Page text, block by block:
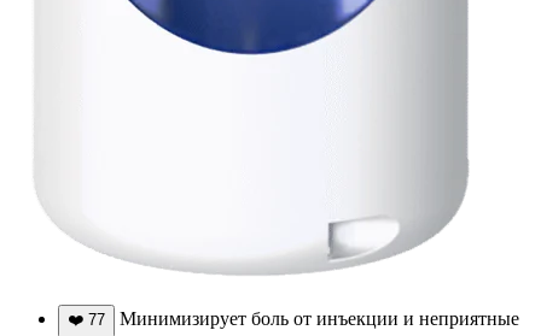
❤️ 77
Минимизирует боль от инъекции и неприятные